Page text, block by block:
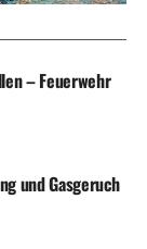
– Feuerwehr
und Gasgeruch